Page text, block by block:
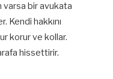
varsa bir avukata
Kendi hakkını
korur ve kollar.
hissettirir.